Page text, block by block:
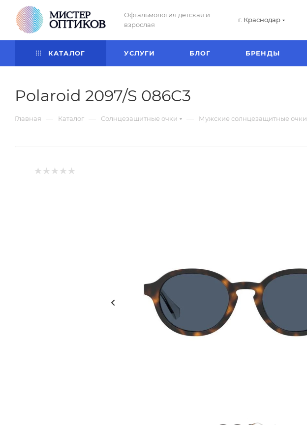
Офтальмология детская и
взрослая
г. Краснодар
КАТАЛОГ УСЛУГИ БЛОГ БРЕНДЫ
Polaroid 2097/S 086C3
Главная — Каталог — Солнцезащитные очки — Мужские солнцезащитные очки